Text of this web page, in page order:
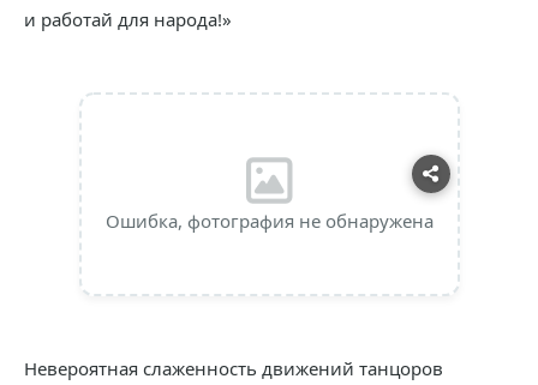
и работай для народа!»
Ошибка, фотография не обнаружена
Невероятная слаженность движений танцоров